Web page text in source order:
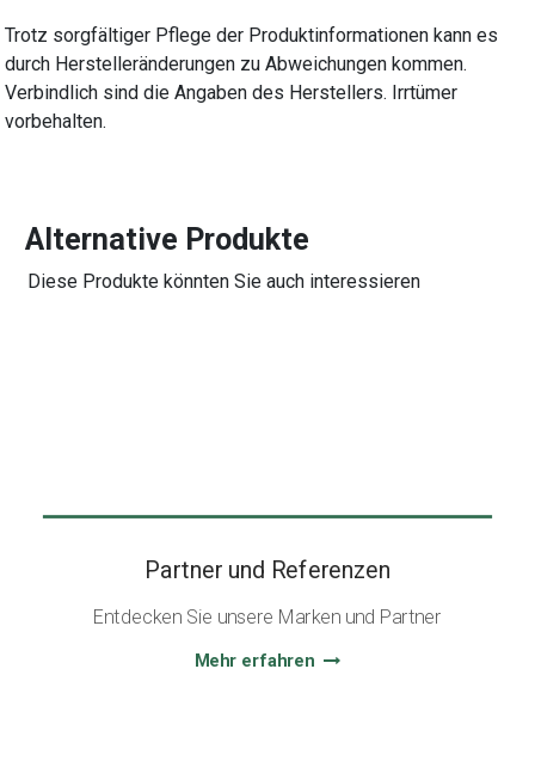
Trotz sorgfältiger Pflege der Produktinformationen kann es
durch Herstelleränderungen zu Abweichungen kommen.
Verbindlich sind die Angaben des Herstellers. Irrtümer
vorbehalten.
Alternative Produkte
Diese Produkte könnten Sie auch interessieren
Partner und Referenzen
Entdecken Sie unsere Marken und Partner
Mehr erfahren